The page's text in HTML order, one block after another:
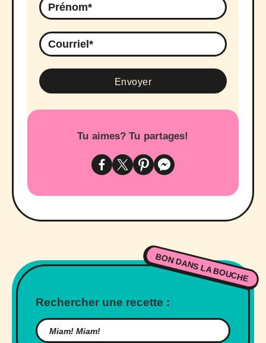
Tu aimes? Tu partages!
BON DANS LA BOUCHE
Rechercher une recette :